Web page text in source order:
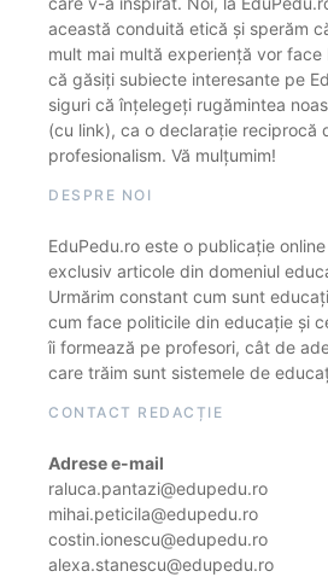
această conduită etică și sperăm
mult mai multă experiență vor face
că găsiți subiecte interesante pe
siguri că înțelegeți rugămintea
(cu link), ca o declarație reciprocă
profesionalism. Vă mulțumim!
DESPRE NOI
EduPedu.ro este o publicație
exclusiv articole din domeniul
Urmărim constant cum sunt
cum face politicile din educație și
îi formează pe profesori, cât de
care trăim sunt sistemele de
CONTACT REDACȚIE
Adrese e-mail
raluca.pantazi@edupedu.ro
mihai.peticila@edupedu.ro
costin.ionescu@edupedu.ro
alexa.stanescu@edupedu.ro